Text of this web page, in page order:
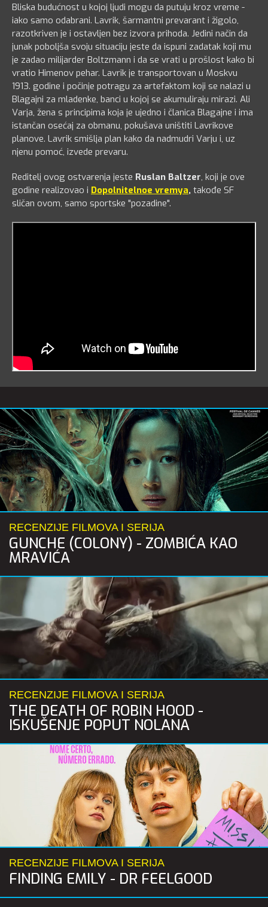
Bliska budućnost u kojoj ljudi mogu da putuju kroz vreme -
iako samo odabrani. Lavrik, šarmantni prevarant i žigolo,
razotkriven je i ostavljen bez izvora prihoda. Jedini način da
junak poboljša svoju situaciju jeste da ispuni zadatak koji mu
je zadao milijarder Boltzmann i da se vrati u prošlost kako bi
vratio Himenov pehar. Lavrik je transportovan u Moskvu
1913. godine i počinje potragu za artefaktom koji se nalazi u
Blagajni za mladenke, banci u kojoj se akumuliraju mirazi. Ali
Varja, žena s principima koja je ujedno i članica Blagajne i ima
istančan osećaj za obmanu, pokušava uništiti Lavrikove
planove. Lavrik smišlja plan kako da nadmudri Varju i, uz
njenu pomoć, izvede prevaru.
Reditelj ovog ostvarenja jeste Ruslan Baltzer, koji je ove
godine realizovao i Dopolnitelnoe vremya, takođe SF
sličan ovom, samo sportske "pozadine".
RECENZIJE FILMOVA I SERIJA
GUNCHE (COLONY) - ZOMBIĆA KAO
MRAVIĆA
RECENZIJE FILMOVA I SERIJA
THE DEATH OF ROBIN HOOD -
ISKUŠENJE POPUT NOLANA
RECENZIJE FILMOVA I SERIJA
FINDING EMILY - DR FEELGOOD